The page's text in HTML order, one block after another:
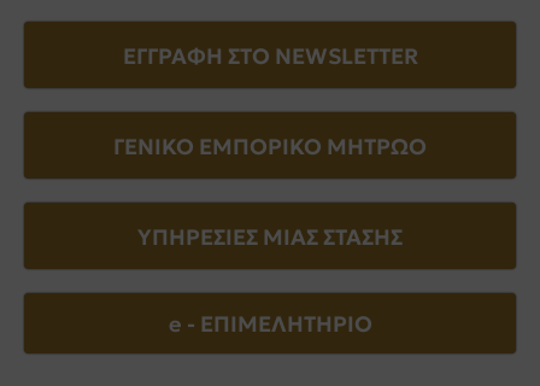
ΕΓΓΡΑΦΗ ΣΤΟ NEWSLETTER
ΓΕΝΙΚΟ ΕΜΠΟΡΙΚΟ ΜΗΤΡΩΟ
ΥΠΗΡΕΣΙΕΣ ΜΙΑΣ ΣΤΑΣΗΣ
e - EΠΙΜΕΛΗΤΗΡΙΟ